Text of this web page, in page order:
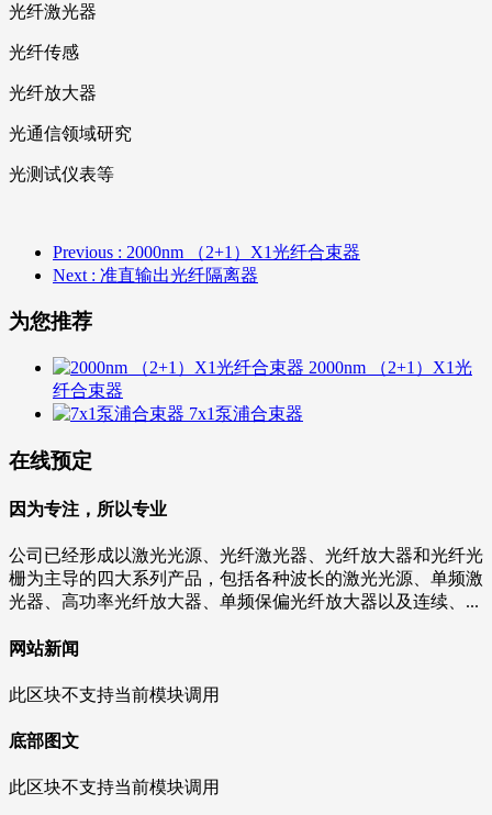
光纤激光器
光纤传感
光纤放大器
光通信领域研究
光测试仪表等
Previous : 2000nm （2+1）X1光纤合束器
Next : 准直输出光纤隔离器
为您推荐
2000nm （2+1）X1光
纤合束器
7x1泵浦合束器
在线预定
因为专注，所以专业
公司已经形成以激光光源、光纤激光器、光纤放大器和光纤光
栅为主导的四大系列产品，包括各种波长的激光光源、单频激
光器、高功率光纤放大器、单频保偏光纤放大器以及连续、...
网站新闻
此区块不支持当前模块调用
底部图文
此区块不支持当前模块调用